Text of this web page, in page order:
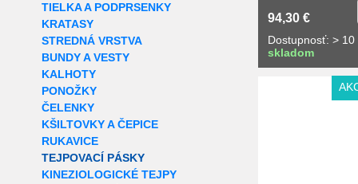
TIELKA A PODPRSENKY
KRATASY
STREDNÁ VRSTVA
BUNDY A VESTY
KALHOTY
PONOŽKY
ČELENKY
KŠILTOVKY A ČEPICE
RUKAVICE
TEJPOVACÍ PÁSKY
KINEZIOLOGICKÉ TEJPY
94,30 €
Dostupnosť: > 10
skladom